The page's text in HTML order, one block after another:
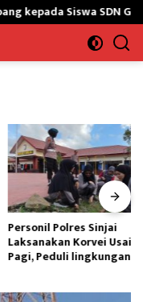
Siswa SDN Gunung
Polres Sinjai
Korvei Usai Apel
lingkungan